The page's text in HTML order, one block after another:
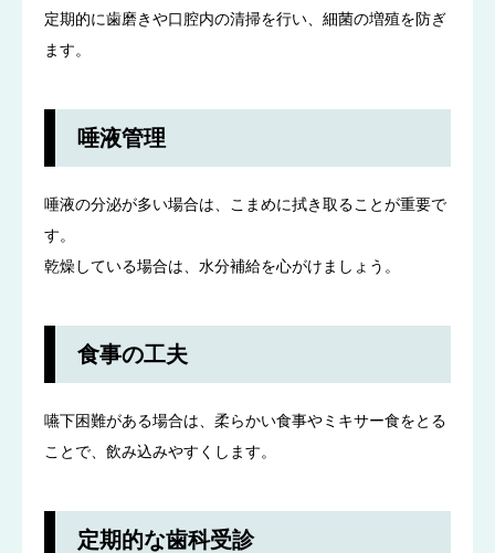
定期的に歯磨きや口腔内の清掃を行い、細菌の増殖を防ぎ
ます。
唾液管理
唾液の分泌が多い場合は、こまめに拭き取ることが重要で
す。
乾燥している場合は、水分補給を心がけましょう。
食事の工夫
嚥下困難がある場合は、柔らかい食事やミキサー食をとる
ことで、飲み込みやすくします。
定期的な歯科受診